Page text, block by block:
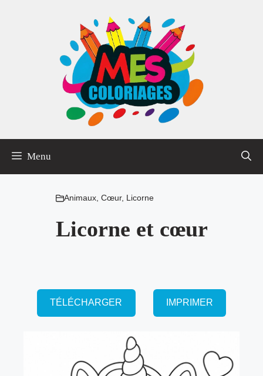
Menu
Animaux, Cœur, Licorne
Licorne et cœur
TÉLÉCHARGER IMPRIMER